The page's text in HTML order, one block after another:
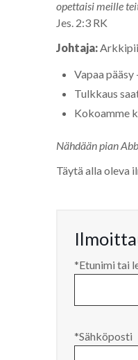
opettaisi meille
Jes. 2‬:3‬ RK
Johtaja:
Vapaa
Tulkkaus
Kokoamme
Nähdään pian
Täytä alla oleva
*Etunimi tai
*Sähköposti